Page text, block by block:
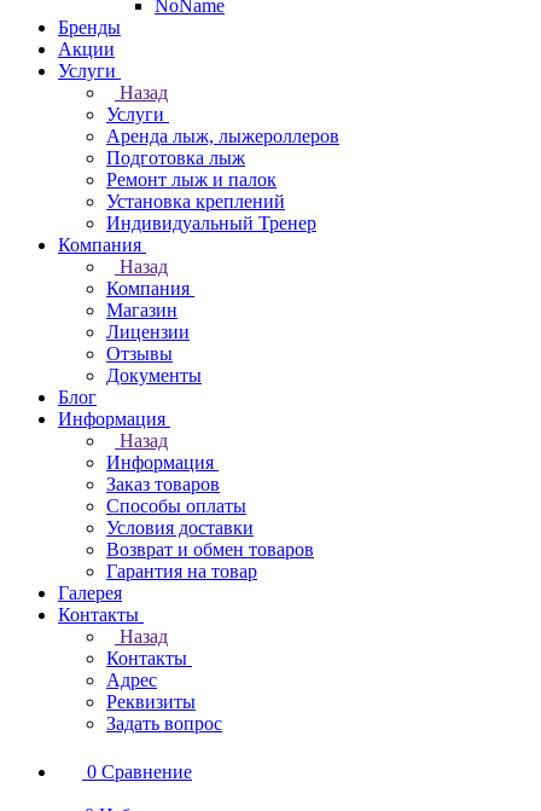
NoName
Бренды
Акции
Услуги
Назад
Услуги
Аренда лыж, лыжероллеров
Подготовка лыж
Ремонт лыж и палок
Установка креплений
Индивидуальный Тренер
Компания
Назад
Компания
Магазин
Лицензии
Отзывы
Документы
Блог
Информация
Назад
Информация
Заказ товаров
Способы оплаты
Условия доставки
Возврат и обмен товаров
Гарантия на товар
Галерея
Контакты
Назад
Контакты
Адрес
Реквизиты
Задать вопрос
0 Сравнение